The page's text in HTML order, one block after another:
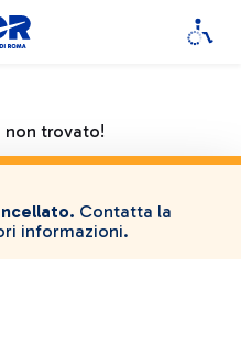
trovato!
Contatta la
informazioni.